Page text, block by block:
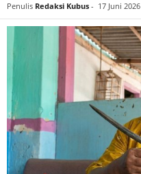
Penulis Redaksi Kubus - 17 Juni 2026